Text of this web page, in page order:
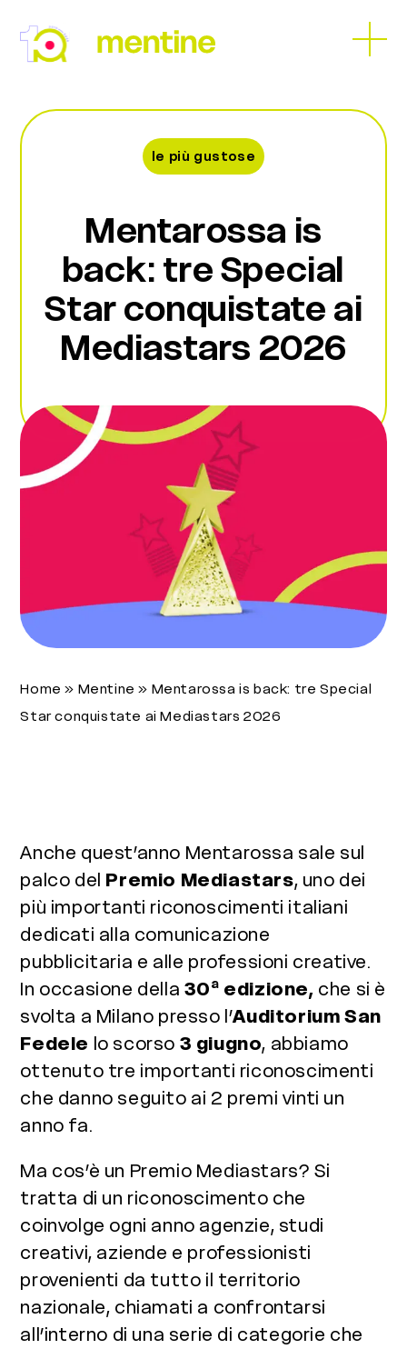
to
content
Open
menu
Close
menu
le più gustose
Mentarossa is
back: tre Special
Star conquistate ai
Mediastars 2026
Home » Mentine » Mentarossa is back: tre Special
Star conquistate ai Mediastars 2026
Anche quest’anno Mentarossa sale sul
palco del Premio Mediastars, uno dei
più importanti riconoscimenti italiani
dedicati alla comunicazione
pubblicitaria e alle professioni creative.
In occasione della 30ª edizione, che si è
svolta a Milano presso l’Auditorium San
Fedele lo scorso 3 giugno, abbiamo
ottenuto tre importanti riconoscimenti
che danno seguito ai 2 premi vinti un
anno fa.
Ma cos’è un Premio Mediastars? Si
tratta di un riconoscimento che
coinvolge ogni anno agenzie, studi
creativi, aziende e professionisti
provenienti da tutto il territorio
nazionale, chiamati a confrontarsi
all’interno di una serie di categorie che